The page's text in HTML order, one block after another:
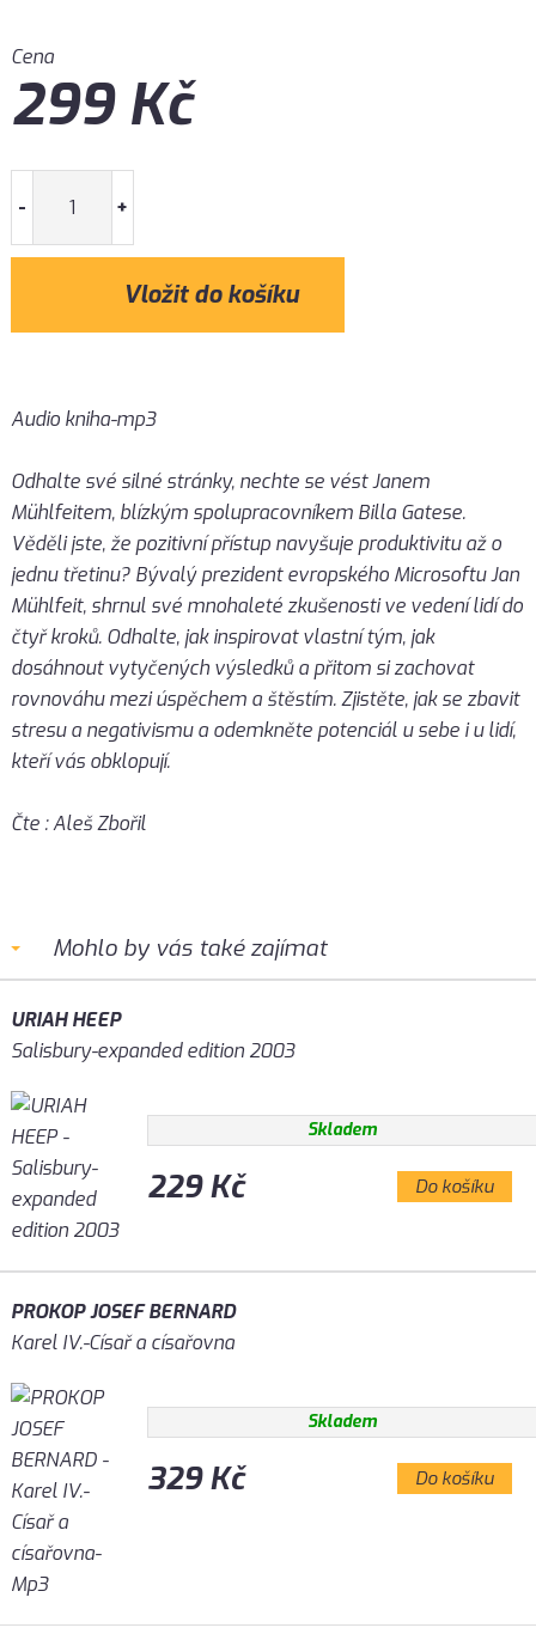
Cena
299Kč
- +
Audio kniha-mp3
Odhalte své silné stránky, nechte se vést Janem
Mühlfeitem, blízkým spolupracovníkem Billa Gatese.
Věděli jste, že pozitivní přístup navyšuje produktivitu až o
jednu třetinu? Bývalý prezident evropského Microsoftu Jan
Mühlfeit, shrnul své mnohaleté zkušenosti ve vedení lidí do
čtyř kroků. Odhalte, jak inspirovat vlastní tým, jak
dosáhnout vytyčených výsledků a přitom si zachovat
rovnováhu mezi úspěchem a štěstím. Zjistěte, jak se zbavit
stresu a negativismu a odemkněte potenciál u sebe i u lidí,
kteří vás obklopují.
Čte : Aleš Zbořil
Mohlo by vás také zajímat
URIAH HEEP
Salisbury-expanded edition 2003
Skladem
229 Kč Do košíku
PROKOP JOSEF BERNARD
Karel IV.-Císař a císařovna
Skladem
329 Kč Do košíku